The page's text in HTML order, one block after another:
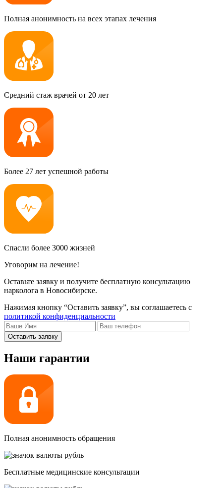
Полная анонимность на всех этапах лечения
Средний стаж врачей от 20 лет
Более 27 лет успешной работы
Спасли более 3000 жизней
Уговорим на лечение!
Оставьте заявку и получите бесплатную консультацию
нарколога в Новосибирске.
Нажимая кнопку “Оставить заявку”, вы соглашаетесь с
политикой конфиденциальности
Оставить заявку
Наши гарантии
Полная анонимность обращения
Бесплатные медицинские консультации